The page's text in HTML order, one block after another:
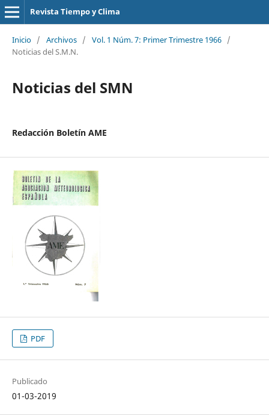
Revista Tiempo y Clima
Inicio / Archivos / Vol. 1 Núm. 7: Primer Trimestre 1966 /
Noticias del S.M.N.
Noticias del SMN
Redacción Boletín AME
PDF
Publicado
01-03-2019